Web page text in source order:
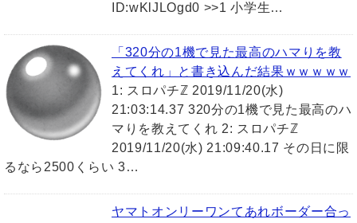
ID:wKlJLOgd0 >>1 小学生…
「320分の1機で見た最高のハマりを教
えてくれ」と書き込んだ結果ｗｗｗｗｗ
1: スロパチℤ 2019/11/20(水)
21:03:14.37 320分の1機で見た最高のハ
マりを教えてくれ 2: スロパチℤ
2019/11/20(水) 21:09:40.17 その日に限
るなら2500くらい 3…
ヤマトオンリーワンてあれボーダー合っ